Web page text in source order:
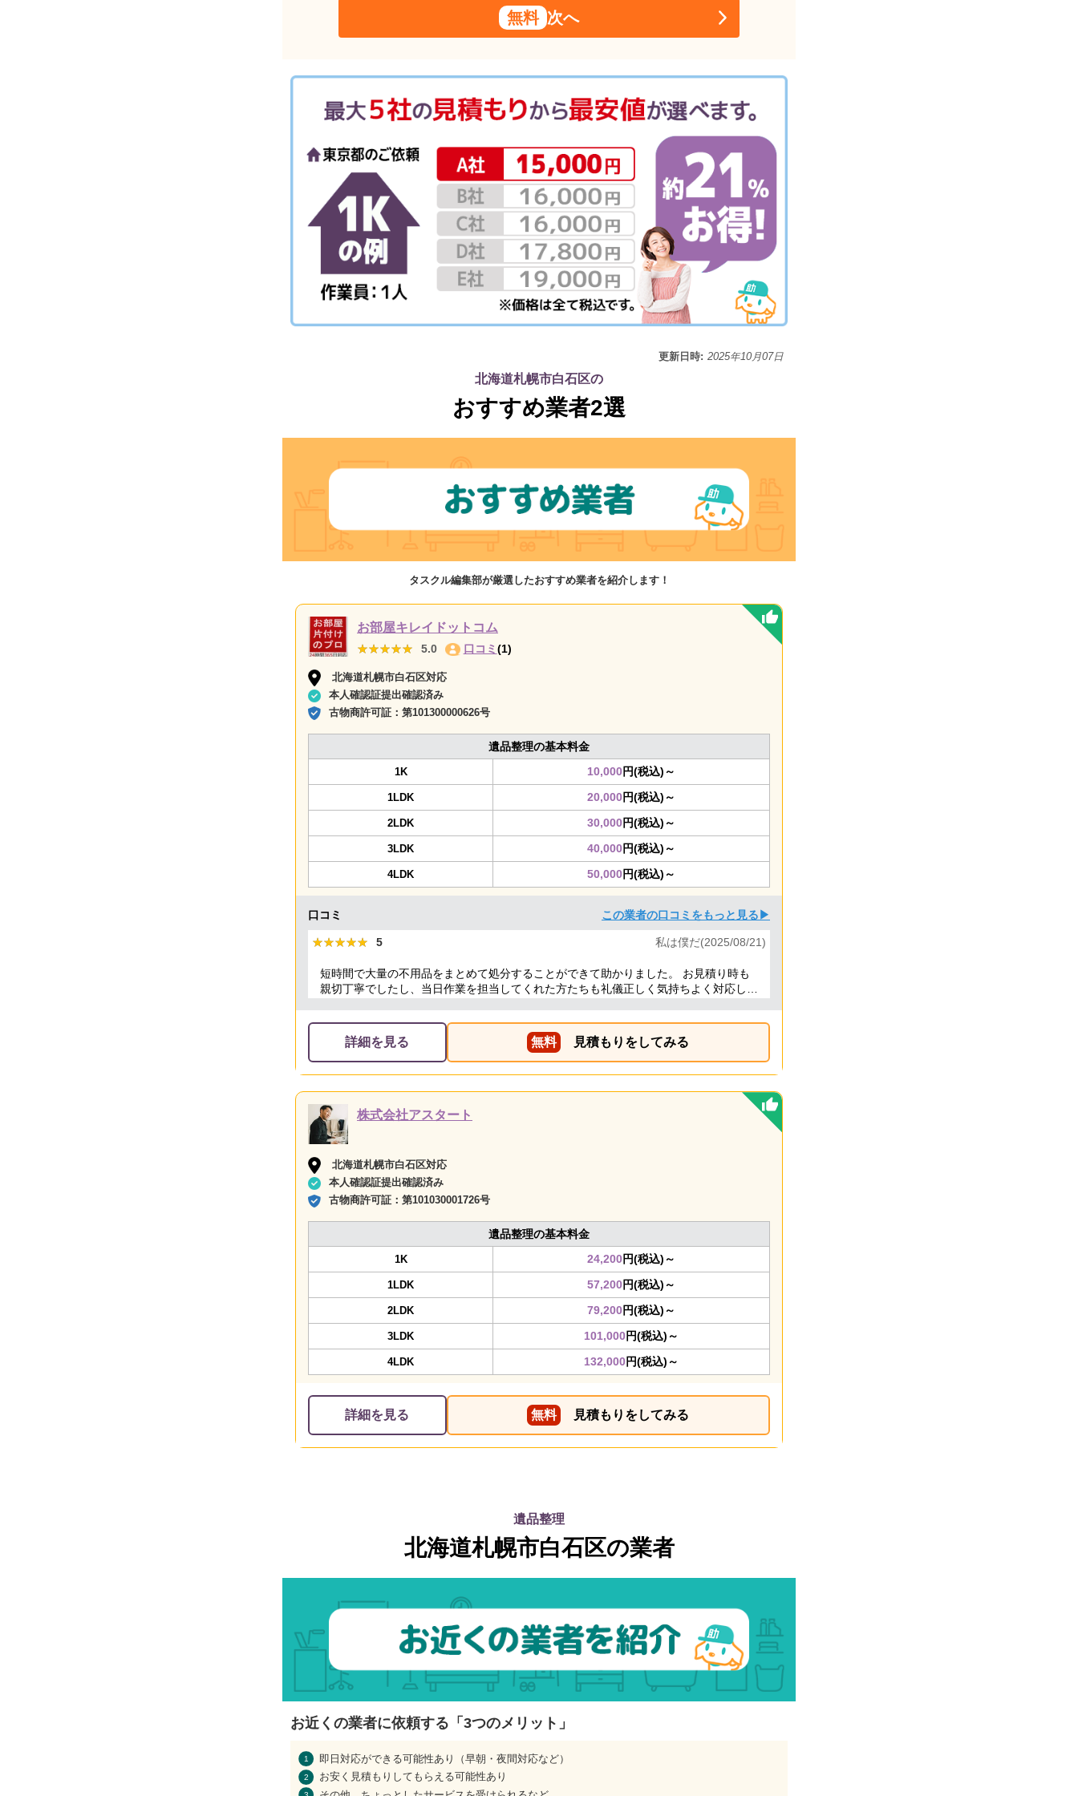
無料 次へ
更新日時: 2025年10月07日
北海道札幌市白石区の
おすすめ業者2選
タスクル編集部が厳選したおすすめ業者を紹介します！
お部屋キレイドットコム
★★★★★
★★★★★ 5.0 口コミ (1)
北海道札幌市白石区対応
本人確認証提出確認済み
古物商許可証： 第101300000626号
遺品整理の基本料金
1K 10,000円(税込)～
1LDK 20,000円(税込)～
2LDK 30,000円(税込)～
3LDK 40,000円(税込)～
4LDK 50,000円(税込)～
口コミ この業者の口コミをもっと見る▶
★★★★★
★★★★★ 5 私は僕だ(2025/08/21)
短時間で大量の不用品をまとめて処分することができて助かりました。 お見積り時も
親切丁寧でしたし、当日作業を担当してくれた方たちも礼儀正しく気持ちよく対応して
詳細を見る 無料 見積もりをしてみる
株式会社アスタート
北海道札幌市白石区対応
本人確認証提出確認済み
古物商許可証： 第101030001726号
遺品整理の基本料金
1K 24,200円(税込)～
1LDK 57,200円(税込)～
2LDK 79,200円(税込)～
3LDK 101,000円(税込)～
4LDK 132,000円(税込)～
詳細を見る 無料 見積もりをしてみる
遺品整理
北海道札幌市白石区の業者
お近くの業者に依頼する「3つのメリット」
即日対応ができる可能性あり（早朝・夜間対応など）
お安く見積もりしてもらえる可能性あり